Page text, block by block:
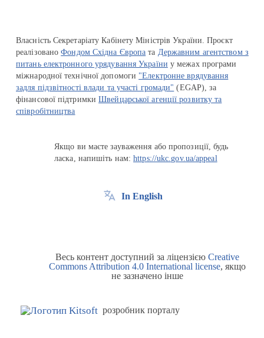
Власність Секретаріату Кабінету Міністрів України. Проєкт
реалізованоФондом Східна Європа та Державним агентством з
питань електронного урядування України у межах програми
міжнародної технічної допомоги "Електронне врядування
задля підзвітності влади та участі громади" (EGAP), за
фінансової підтримкиШвейцарської агенції розвитку та
співробітництва
Якщо ви маєте зауваження або пропозиції, будь
ласка, напишіть нам:https://ukc.gov.ua/appeal
In English
Весь контент доступний за ліцензією Creative
Commons Attribution 4.0 International license, якщо
не зазначено інше
розробник порталу